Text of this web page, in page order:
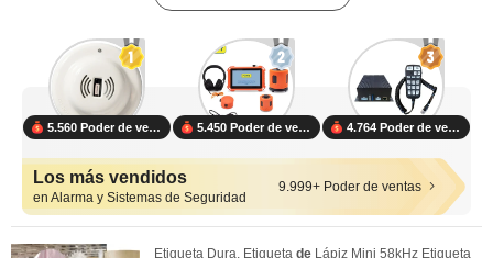
5.560 Poder de ventas 5.450 Poder de ventas 4.764 Poder de ventas
Los más vendidos
en Alarma y Sistemas de Seguridad
9.999+ Poder de ventas
Etiqueta Dura, Etiqueta de Lápiz Mini 58kHz Etiqueta